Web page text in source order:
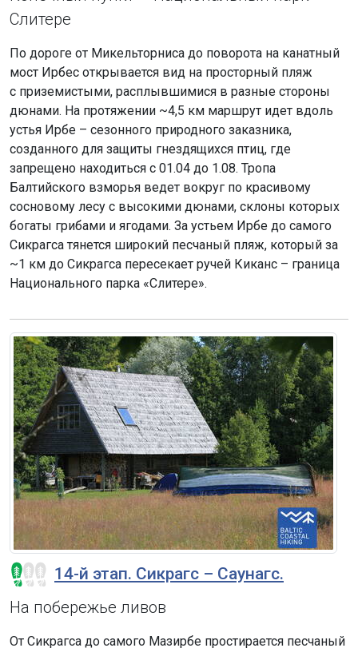
Слитере
По дороге от Микельторниса до поворота на канатный
мост Ирбес открывается вид на просторный пляж
с приземистыми, расплывшимися в разные стороны
дюнами. На протяжении ~4,5 км маршрут идет вдоль
устья Ирбе – сезонного природного заказника,
созданного для защиты гнездящихся птиц, где
запрещено находиться с 01.04 до 1.08. Тропа
Балтийского взморья ведет вокруг по красивому
сосновому лесу с высокими дюнами, склоны которых
богаты грибами и ягодами. За устьем Ирбе до самого
Сикрагса тянется широкий песчаный пляж, который за
~1 км до Сикрагса пересекает ручей Киканс – граница
Национального парка «Слитере».
14-й этап. Сикрагс – Саунагс.
На побережье ливов
От Сикрагса до самого Мазирбе простирается песчаный